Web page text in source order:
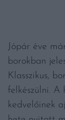
Jópár éve
borokban
Klasszikus,
felkészülni. A
kedvelőinek